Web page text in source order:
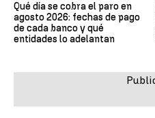
Qué día se cobra el paro en
agosto 2026: fechas de pago
de cada banco y qué
entidades lo adelantan